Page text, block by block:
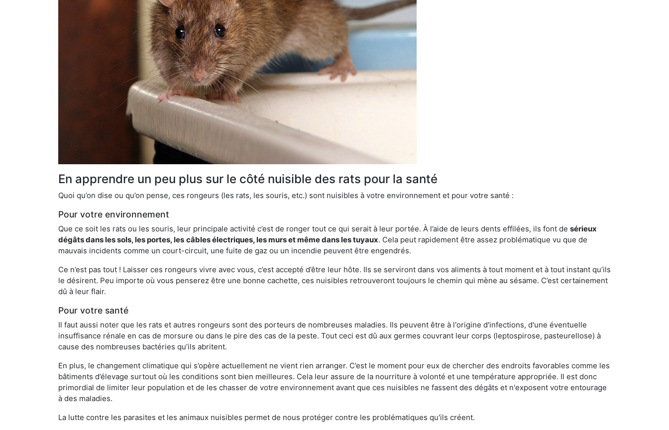
En apprendre un peu plus sur le côté nuisible des rats pour la santé
Quoi qu’on dise ou qu’on pense, ces rongeurs (les rats, les souris, etc.) sont nuisibles à votre environnement et pour votre santé :
Pour votre environnement
Que ce soit les rats ou les souris, leur principale activité c’est de ronger tout ce qui serait à leur portée. À l’aide de leurs dents effilées, ils font de sérieux
dégâts dans les sols, les portes, les câbles électriques, les murs et même dans les tuyaux. Cela peut rapidement être assez problématique vu que de
mauvais incidents comme un court-circuit, une fuite de gaz ou un incendie peuvent être engendrés.
Ce n’est pas tout ! Laisser ces rongeurs vivre avec vous, c’est accepté d’être leur hôte. Ils se serviront dans vos aliments à tout moment et à tout instant qu’ils
le désirent. Peu importe où vous penserez être une bonne cachette, ces nuisibles retrouveront toujours le chemin qui mène au sésame. C’est certainement
dû à leur flair.
Pour votre santé
Il faut aussi noter que les rats et autres rongeurs sont des porteurs de nombreuses maladies. Ils peuvent être à l'origine d'infections, d'une éventuelle
insuffisance rénale en cas de morsure ou dans le pire des cas de la peste. Tout ceci est dû aux germes couvrant leur corps (leptospirose, pasteurellose) à
cause des nombreuses bactéries qu’ils abritent.
En plus, le changement climatique qui s’opère actuellement ne vient rien arranger. C’est le moment pour eux de chercher des endroits favorables comme les
bâtiments d’élevage surtout où les conditions sont bien meilleures. Cela leur assure de la nourriture à volonté et une température appropriée. Il est donc
primordial de limiter leur population et de les chasser de votre environnement avant que ces nuisibles ne fassent des dégâts et n'exposent votre entourage
à des maladies.
La lutte contre les parasites et les animaux nuisibles permet de nous protéger contre les problématiques qu'ils créent.